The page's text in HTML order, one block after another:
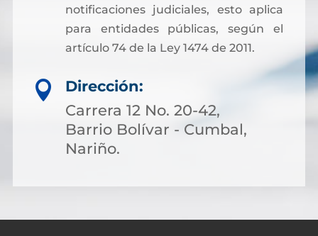
notificaciones judiciales, esto aplica
para entidades públicas, según el
artículo 74 de la Ley 1474 de 2011.

Dirección:
Carrera 12 No. 20-42,
Barrio Bolívar - Cumbal,
Nariño.